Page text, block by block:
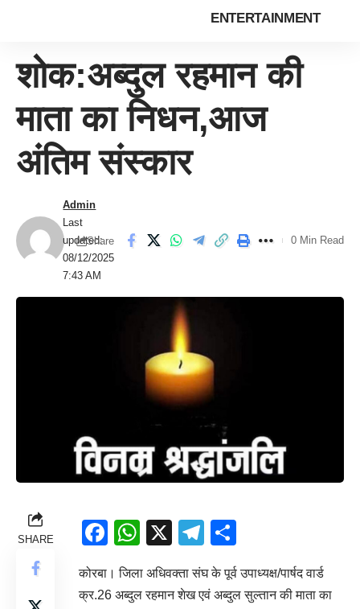
ENTERTAINMENT
शोक:अब्दुल रहमान की
माता का निधन,आज
अंतिम संस्कार
Last
updated:
08/12/2025
7:43 AM
Admin
Share 0 Min Read
SHARE Facebook
WhatsApp
X Telegram
कोरबा। जिला अधिवक्ता संघ के पूर्व उपाध्यक्ष/पार्षद वार्ड
क्र.26 अब्दुल रहमान शेख एवं अब्दुल सुल्तान की माता का